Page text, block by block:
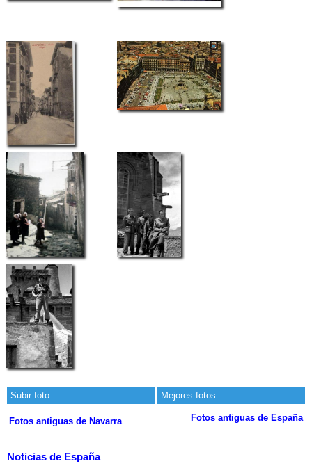
Subir foto Mejores fotos
Fotos antiguas de Navarra Fotos antiguas de España
Noticias de España